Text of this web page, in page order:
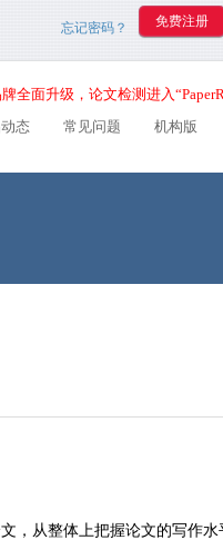
忘记密码？
全面升级，论文检测进入
态 常见问题 机构版
，从整体上把握论文的写作水